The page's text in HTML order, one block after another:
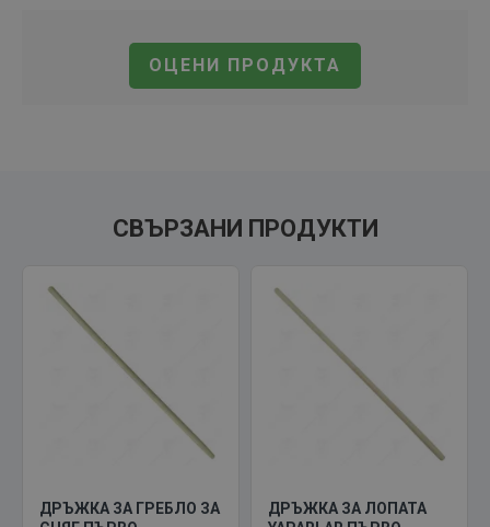
ОЦЕНИ ПРОДУКТА
СВЪРЗАНИ ПРОДУКТИ
ДРЪЖКА ЗА ГРЕБЛО ЗА
ДРЪЖКА ЗА ЛОПАТА